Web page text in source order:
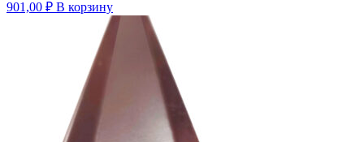
901,00 ₽ В корзину